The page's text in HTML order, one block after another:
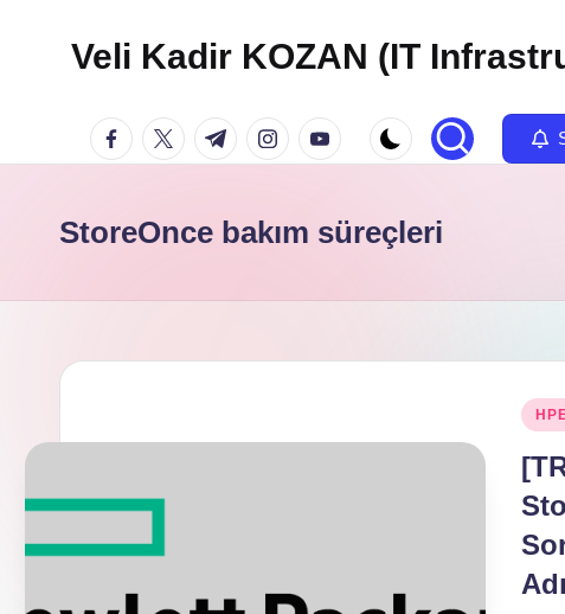
Veli Kadir KOZAN (IT
facebook.com
twitter.com
t.me instagram.com
youtube.com
StoreOnce bakım süreçleri